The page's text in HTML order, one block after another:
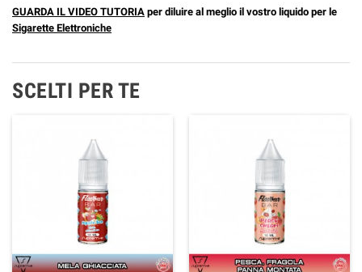
GUARDA IL VIDEO TUTORIA per diluire al meglio il vostro liquido per le
Sigarette Elettroniche
SCELTI PER TE